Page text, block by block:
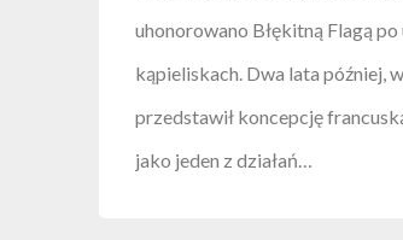
uhonorowano Błękitną Flagą
kąpieliskach. Dwa lata później,
przedstawił koncepcję
jako jeden z działań…